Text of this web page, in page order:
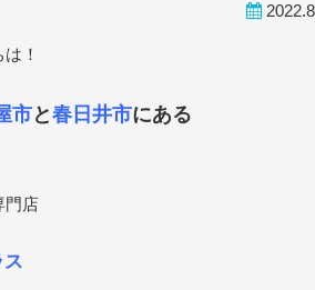
！
市と春日井市にある
門店
ス